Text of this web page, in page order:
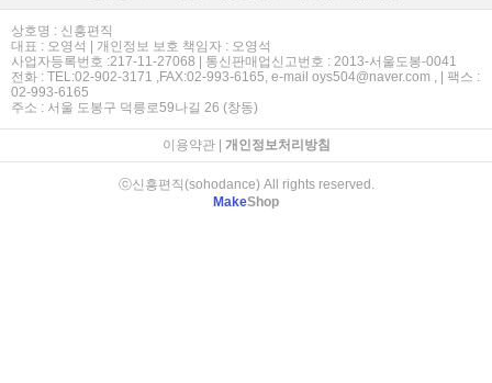
상호명 : 신흥편직
대표 : 오영석 | 개인정보 보호 책임자 : 오영석
사업자등록번호 :217-11-27068 | 통신판매업신고번호 : 2013-서울도봉-0041
전화 : TEL:02-902-3171 ,FAX:02-993-6165, e-mail oys504@naver.com , | 팩스 :
02-993-6165
주소 : 서울 도봉구 덕릉로59나길 26 (창동)
이용약관| 개인정보처리방침
ⓒ신흥편직(sohodance) All rights reserved.
MakeShop